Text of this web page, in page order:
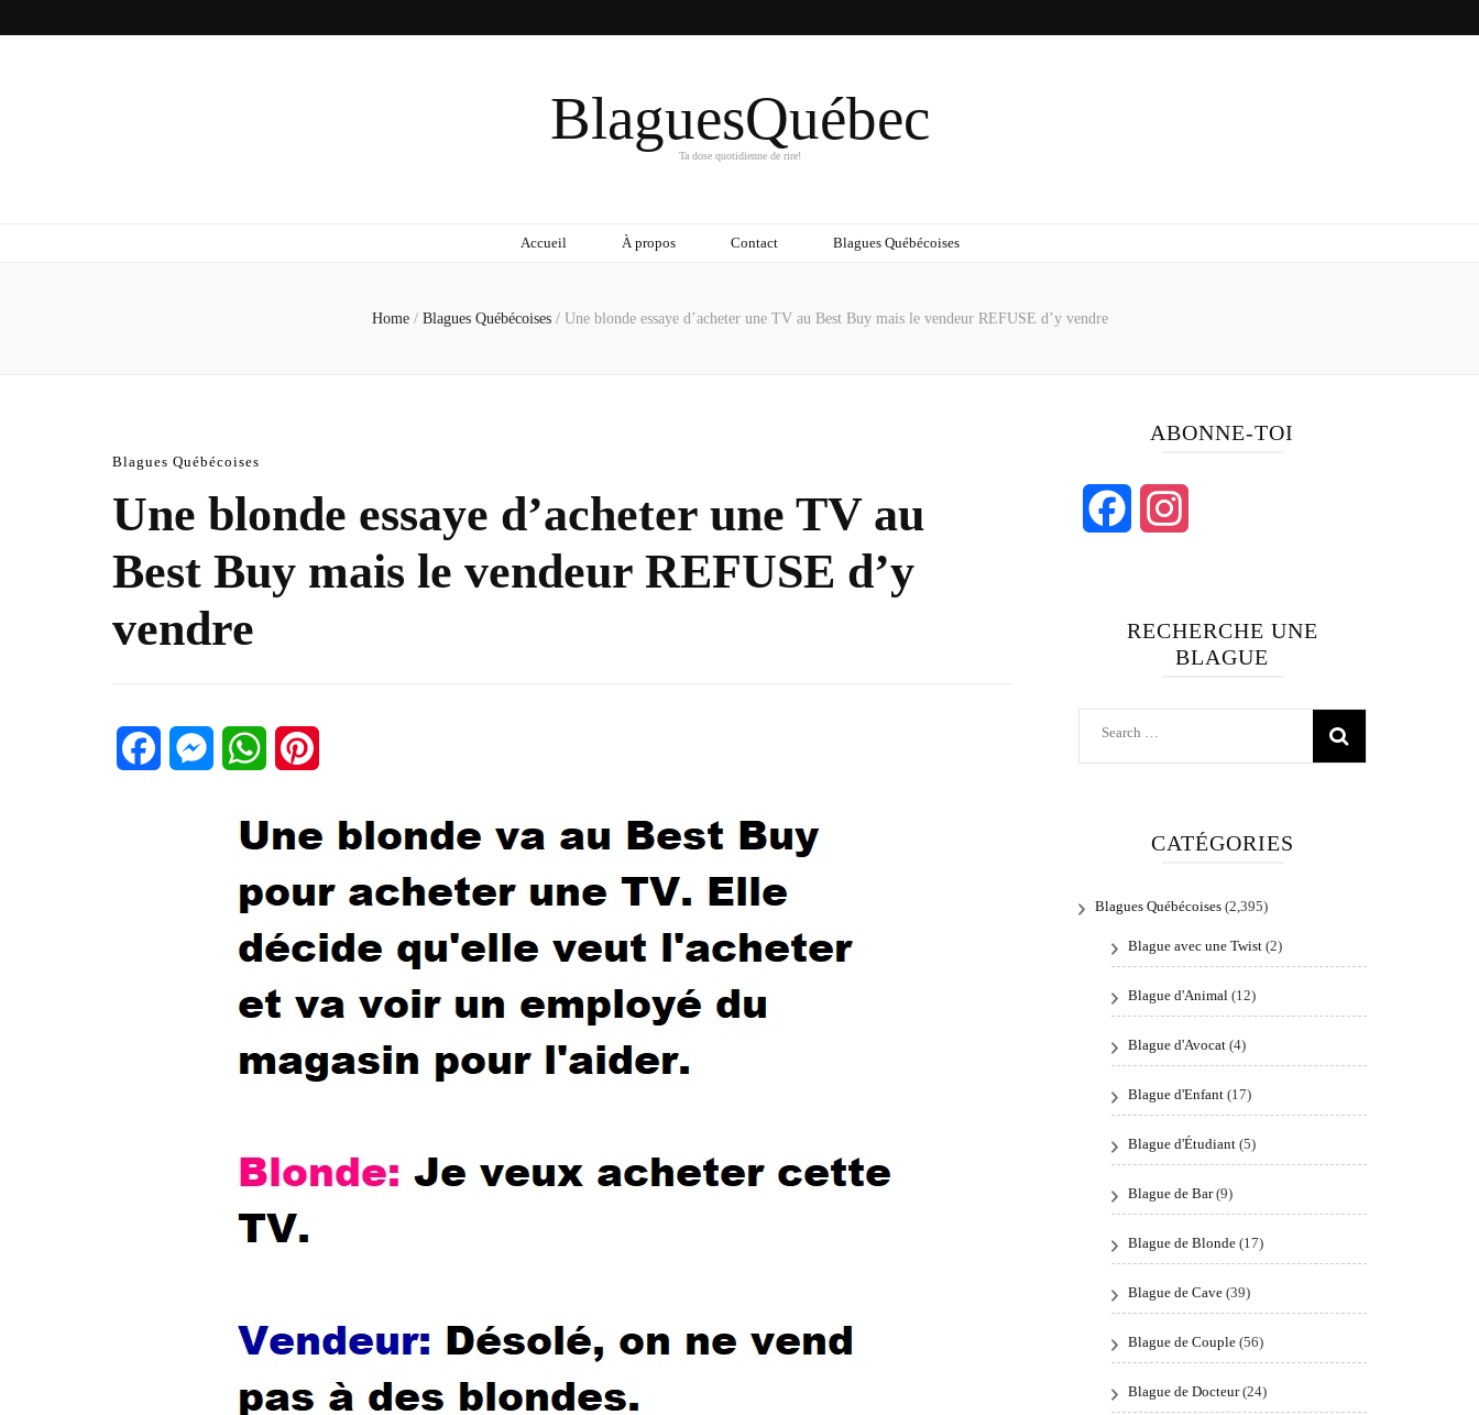
BlaguesQuébec
Ta dose quotidienne de rire!
Accueil À propos Contact Blagues Québécoises
Home / Blagues Québécoises / Une blonde essaye d’acheter une TV au Best Buy mais le vendeur REFUSE d’y vendre
Blagues Québécoises
Une blonde essaye d’acheter une TV au
Best Buy mais le vendeur REFUSE d’y
vendre
FacebookMessengerWhatsApp
ABONNE-TOI
Facebook
RECHERCHE UNE
BLAGUE
Search
CATÉGORIES
Blagues Québécoises(2,395)
Blague avec une Twist(2)
Blague d'Animal(12)
Blague d'Avocat(4)
Blague d'Enfant(17)
Blague d'Étudiant(5)
Blague de Bar(9)
Blague de Blonde(17)
Blague de Cave(39)
Blague de Couple(56)
Blague de Docteur(24)